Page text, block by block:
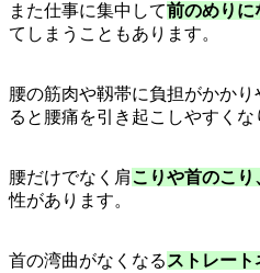
また仕事に集中して前のめりに
てしまうこともあります。
腰の筋肉や靱帯に負担がかか
ると腰痛を引き起こしやすくな
腰だけでなく肩こりや首のこり
性があります。
首の湾曲がなくなる ストレート